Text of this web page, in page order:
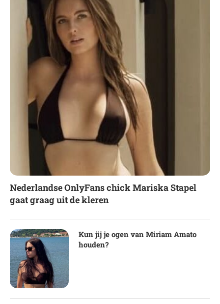
Nederlandse OnlyFans chick Mariska Stapel
gaat graag uit de kleren
Kun jij je ogen van Miriam Amato
houden?